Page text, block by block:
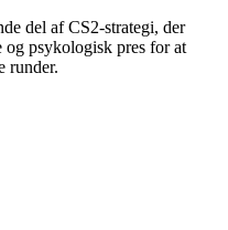
del af CS2-strategi, der
og psykologisk pres for at
runder.